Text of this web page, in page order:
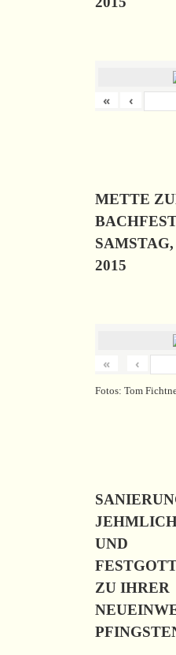
« ‹
METTE
2015
« ‹
Fotos: Tom
UND
ZU IHRER